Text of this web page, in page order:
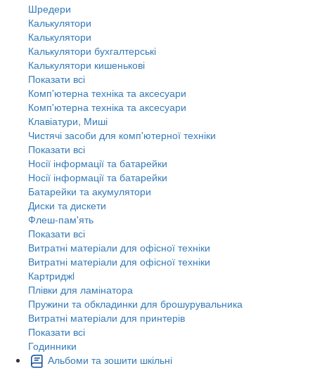
Шредери
Калькулятори
Калькулятори
Калькулятори бухгалтерські
Калькулятори кишенькові
Показати всі
Комп'ютерна техніка та аксесуари
Комп'ютерна техніка та аксесуари
Клавіатури, Миші
Чистячі засоби для комп'ютерної техніки
Показати всі
Носії інформації та батарейки
Носії інформації та батарейки
Батарейки та акумулятори
Диски та дискети
Флеш-пам'ять
Показати всі
Витратні матеріали для офісної техніки
Витратні матеріали для офісної техніки
Картриджi
Плівки для ламінатора
Пружини та обкладинки для брошурувальника
Витратні матеріали для принтерів
Показати всі
Годинники
Альбоми та зошити шкільні